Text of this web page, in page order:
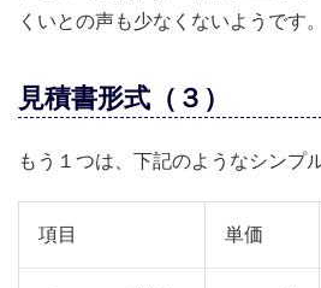
くいとの声も少なくないようです。
見積書形式（３）
もう１つは、下記のようなシンプ
項目 単価